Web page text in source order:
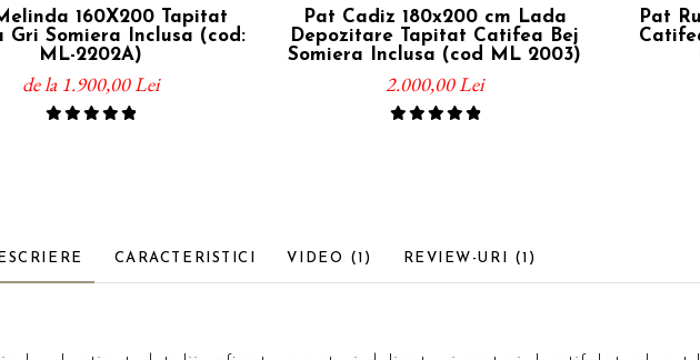
160X200 Tapitat
Gri Somiera Inclusa (cod:
ML-2202A)
de la 1.900,00 Lei
Pat Cadiz 180x200 cm Lada
Depozitare Tapitat Catifea Bej
Somiera Inclusa (cod ML 2003)
2.000,00 Lei
Pat
CARACTERISTICI VIDEO (1) REVIEW-URI (1)